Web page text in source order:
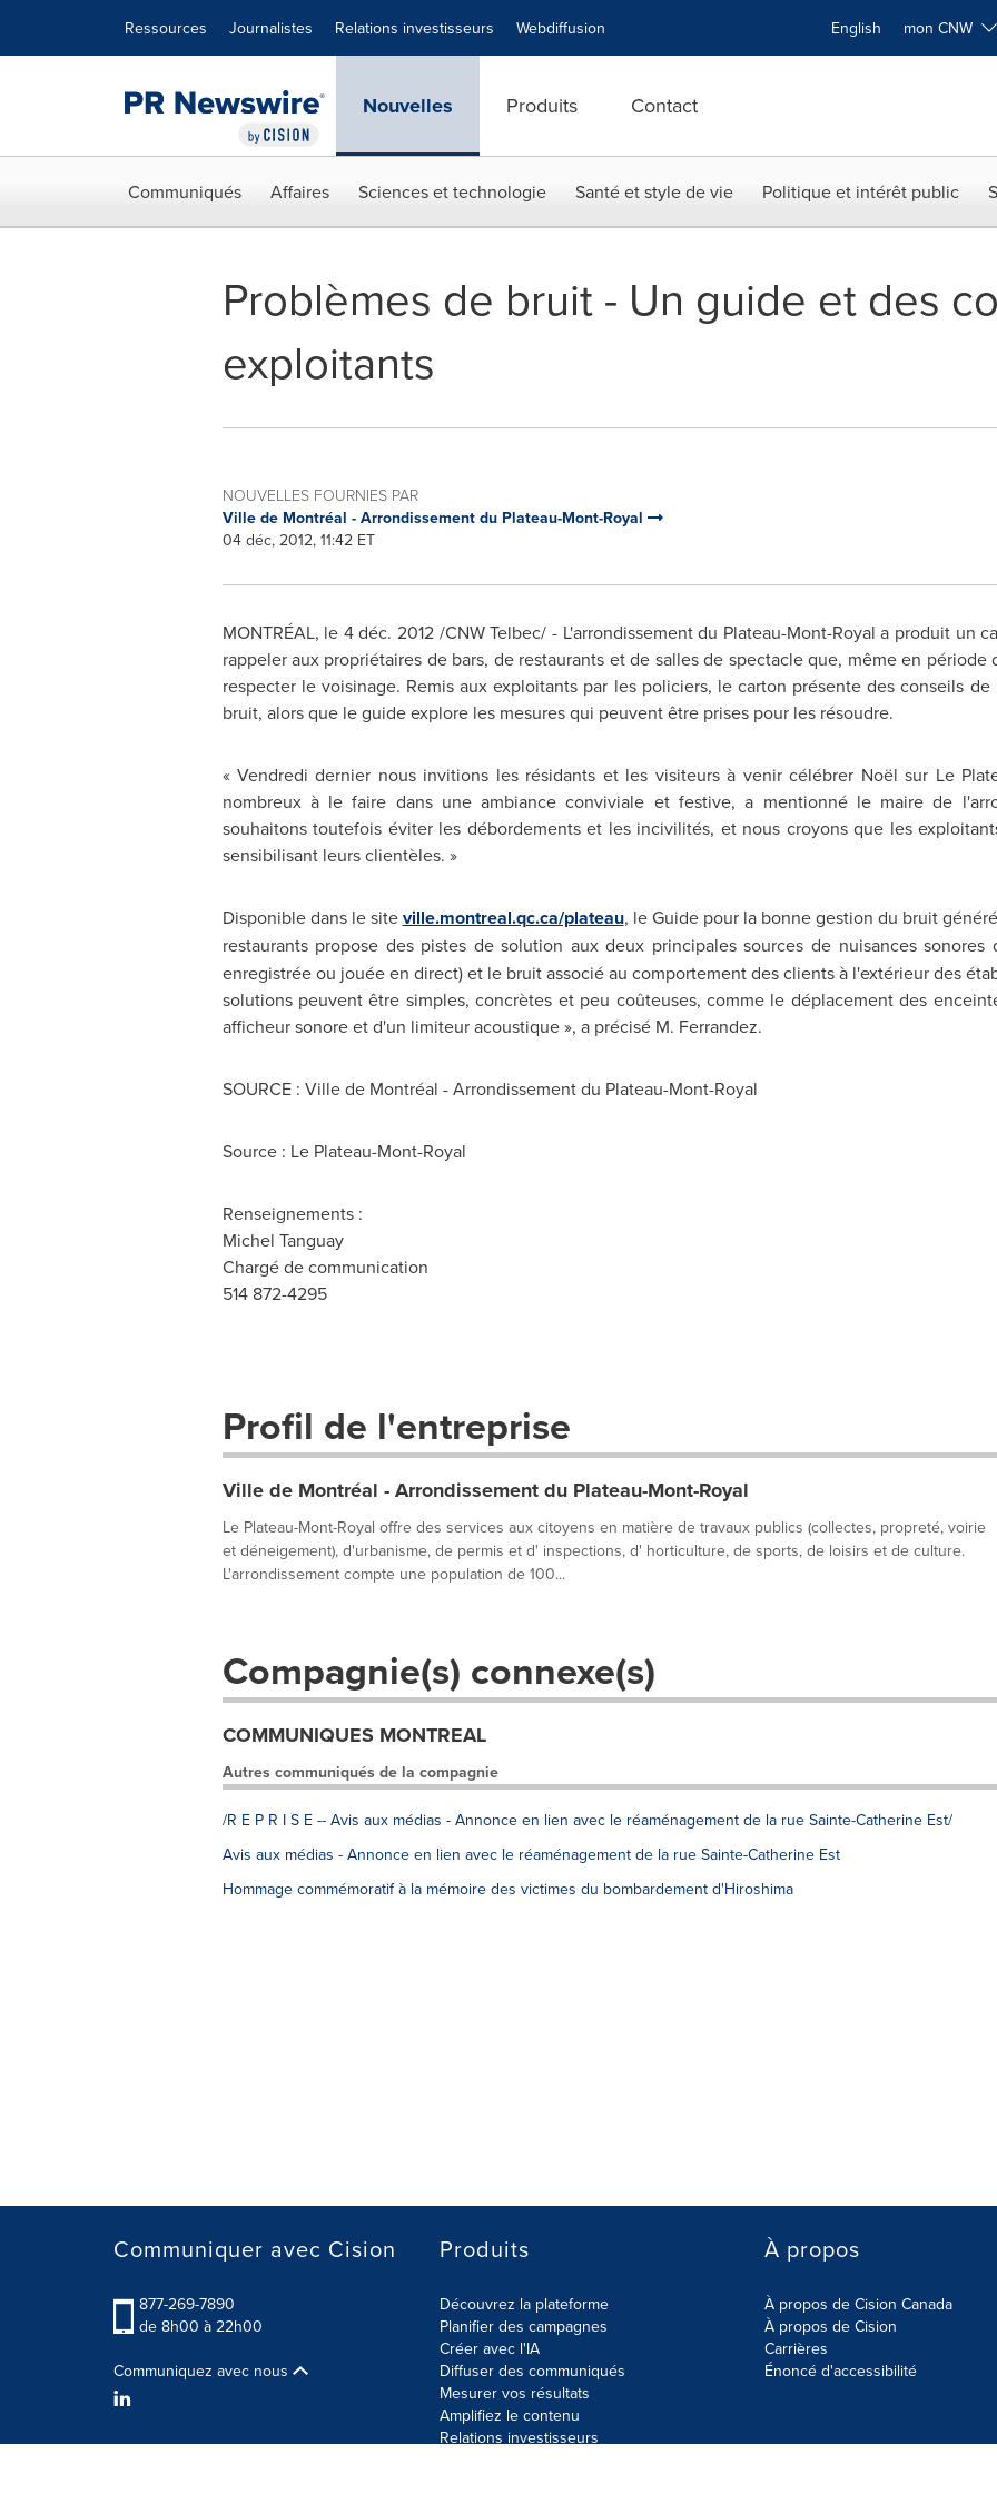
Ressources Journalistes Relations investisseurs Webdiffusion English mon CNW
Nouvelles Produits Contact
Communiqués Affaires Sciences et technologie Santé et style de vie Politique et intérêt public
Problèmes de bruit - Un guide et des
exploitants
NOUVELLES FOURNIES PAR
Ville de Montréal - Arrondissement du Plateau-Mont-Royal
04 déc, 2012, 11:42 ET
MONTRÉAL, le 4 déc. 2012 /CNW Telbec/ - L'arrondissement du Plateau-Mont-Royal a produit un
rappeler aux propriétaires de bars, de restaurants et de salles de spectacle que, même en
respecter le voisinage. Remis aux exploitants par les policiers, le carton présente des conseils
bruit, alors que le guide explore les mesures qui peuvent être prises pour les résoudre.
« Vendredi dernier nous invitions les résidants et les visiteurs à venir célébrer Noël sur Le
nombreux à le faire dans une ambiance conviviale et festive, a mentionné le maire de
souhaitons toutefois éviter les débordements et les incivilités, et nous croyons que les
sensibilisant leurs clientèles. »
Disponible dans le siteville.montreal.qc.ca/plateau, le Guide pour la bonne gestion du bruit
restaurants propose des pistes de solution aux deux principales sources de nuisances
enregistrée ou jouée en direct) et le bruit associé au comportement des clients à l'extérieur des
solutions peuvent être simples, concrètes et peu coûteuses, comme le déplacement des
afficheur sonore et d'un limiteur acoustique », a précisé M. Ferrandez.
SOURCE : Ville de Montréal - Arrondissement du Plateau-Mont-Royal
Source : Le Plateau-Mont-Royal
Renseignements :
Michel Tanguay
Chargé de communication
514 872-4295
Profil de l'entreprise
Ville de Montréal - Arrondissement du Plateau-Mont-Royal
Le Plateau-Mont-Royal offre des services aux citoyens en matière de travaux publics (collectes, propreté, voirie
et déneigement), d'urbanisme, de permis et d' inspections, d' horticulture, de sports, de loisirs et de culture.
L'arrondissement compte une population de 100...
Compagnie(s) connexe(s)
COMMUNIQUES MONTREAL
Autres communiqués de la compagnie
/R E P R I S E -- Avis aux médias - Annonce en lien avec le réaménagement de la rue Sainte-Catherine Est/
Avis aux médias - Annonce en lien avec le réaménagement de la rue Sainte-Catherine Est
Hommage commémoratif à la mémoire des victimes du bombardement d'Hiroshima
Communiquer avec Cision
877-269-7890
de 8h00 à 22h00
Communiquez avec nous
Produits
Découvrez la plateforme
Planifier des campagnes
Créer avec l'IA
Diffuser des communiqués
Mesurer vos résultats
Amplifiez le contenu
Relations investisseurs
À propos
À propos de Cision Canada
À propos de Cision
Carrières
Énoncé d'accessibilité